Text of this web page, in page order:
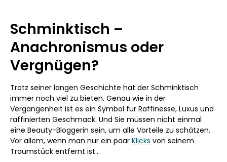
Schminktisch –
Anachronismus oder
Vergnügen?
Trotz seiner langen Geschichte hat der Schminktisch
immer noch viel zu bieten. Genau wie in der
Vergangenheit ist es ein Symbol für Raffinesse, Luxus und
raffinierten Geschmack. Und Sie müssen nicht einmal
eine Beauty-Bloggerin sein, um alle Vorteile zu schätzen.
Vor allem, wenn man nur ein paar Klicks von seinem
Traumstück entfernt ist...